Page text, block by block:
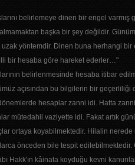
belirlemeye dinen bir engel varmış
başka bir şey değildir.
uzak yöntemdir. Dinen buna herhangi bir
bir hesaba göre hareket ederler…"
belirlenmesinde hesaba itibar
açısından bu bilgilerin bir
dönemlerde hesaplar zanni idi. Hatta
mütedahil vaziyette idi. Fakat artık
ortaya koyabilmektedir. Hilalin
önceden bile tespit
Hakk'ın kâinata koyduğu kevni